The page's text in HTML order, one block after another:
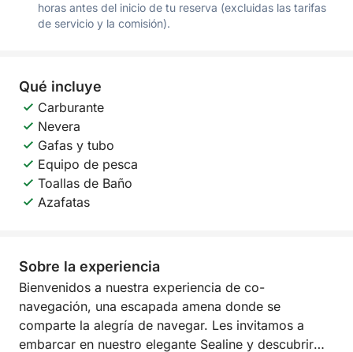
horas antes del inicio de tu reserva (excluidas las tarifas
de servicio y la comisión).
Qué incluye
Carburante
Nevera
Gafas y tubo
Equipo de pesca
Toallas de Baño
Azafatas
Sobre la experiencia
Bienvenidos a nuestra experiencia de co-
navegación, una escapada amena donde se
comparte la alegría de navegar. Les invitamos a
embarcar en nuestro elegante Sealine y descubrir